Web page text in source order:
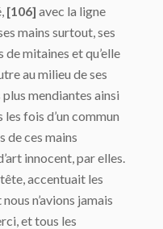
[106] avec la ligne
mains surtout, ses
mitaines et qu’elle
au milieu de ses
mendiantes ainsi
fois d’un commun
de ces mains
innocent, par elles.
accentuait les
n’avions jamais
et tous les